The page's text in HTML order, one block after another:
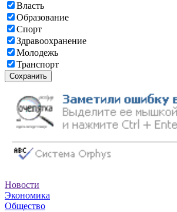
Власть
Образование
Спорт
Здравоохранение
Молодежь
Транспорт
Сохранить
Новости
Экономика
Общество